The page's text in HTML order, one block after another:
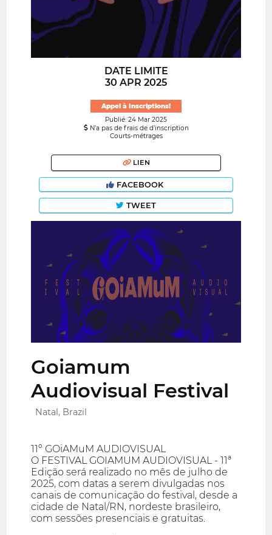
DATE LIMITE
30 APR 2025
Appel à Inscriptions!
Publié: 24 Mar 2025
N’a pas de frais de d’inscription
Courts-métrages
LIEN
FACEBOOK
TWEET
Goiamum
Audiovisual Festival
Natal, Brazil
11º GOiAMuM AUDIOVISUAL
O FESTIVAL GOIAMUM AUDIOVISUAL - 11ª
Edição será realizado no mês de julho de
2025, com datas a serem divulgadas nos
canais de comunicação do festival, desde a
cidade de Natal/RN, nordeste brasileiro,
com sessões presenciais e gratuitas.